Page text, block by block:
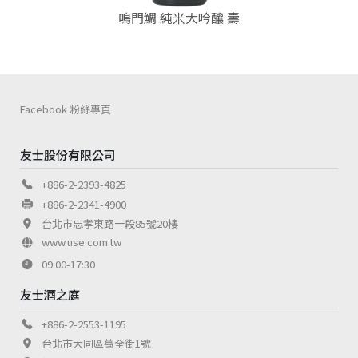
鳴門鯛 純米大吟釀 壽
友士股份有限公司
+886-2-2393-4825
+886-2-2341-4900
台北市忠孝東路一段85號20樓
www.use.com.tw
09:00-17:30
友士酒之庭
+886-2-2553-1195
台北市大同區萬全街1號
Facebook 粉絲專頁